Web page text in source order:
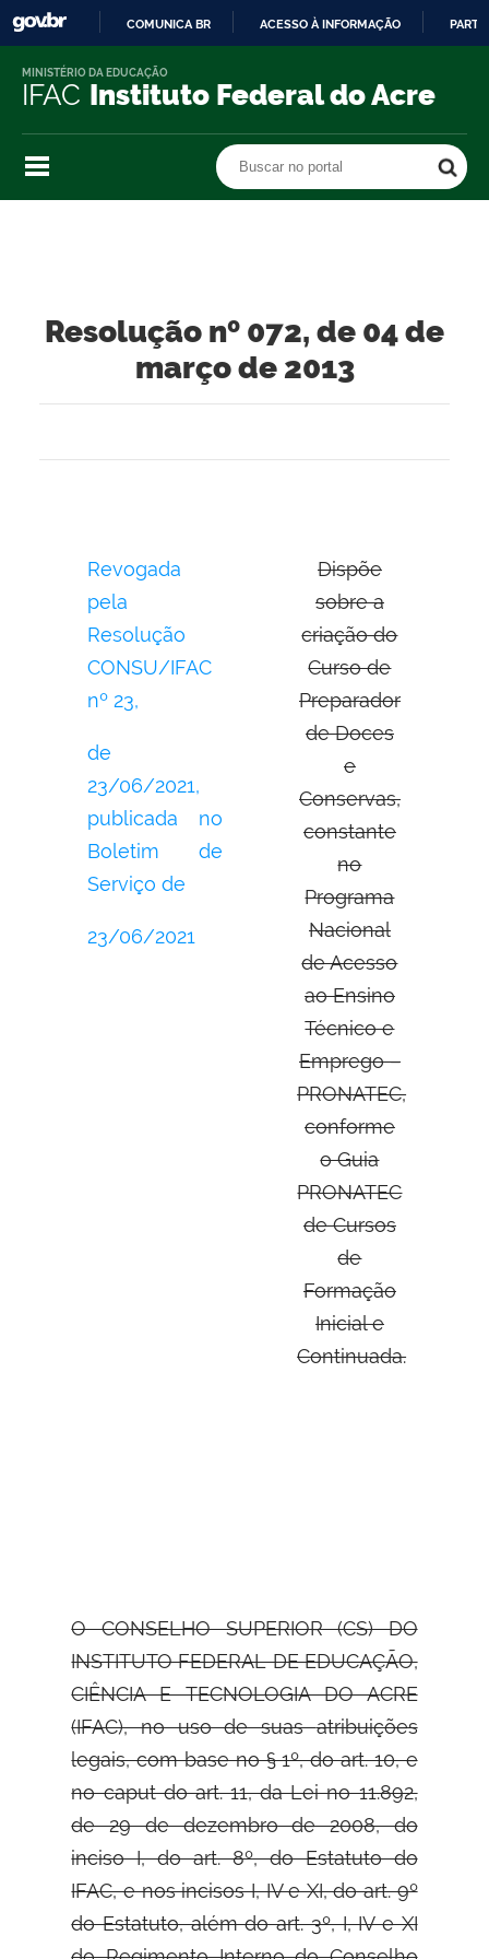
O
COMUNICA BR ACESSO À INFORMAÇÃO
IFAC Instituto Federal do Acre
MINISTÉRIO DA EDUCAÇÃO
Buscar no portal
Resolução nº 072, de 04 de
março de 2013
Revogada
pela
Resolução
CONSU/IFAC
nº 23,
de
23/06/2021,
publicada no
Boletim de
Serviço de
23/06/2021
Dispõe
sobre a
criação do
Curso de
Preparador
de Doces
e
Conservas,
constante
no
Programa
Nacional
de Acesso
ao Ensino
Técnico e
Emprego –
PRONATEC,
conforme
o Guia
PRONATEC
de Cursos
de
Formação
Inicial e
Continuada.
O CONSELHO SUPERIOR (CS) DO
INSTITUTO FEDERAL DE EDUCAÇÃO,
CIÊNCIA E TECNOLOGIA DO ACRE
(IFAC), no uso de suasatribuições
legais, com base no § 1º, do art. 10, e
no caput do art. 11, da Lei no 11.892,
de 29 de dezembro de 2008, do
inciso I, do art. 8º, do Estatuto do
IFAC, e nos incisos I, IV e XI, do art. 9º
do Estatuto, além do art. 3º, I, IV e XI